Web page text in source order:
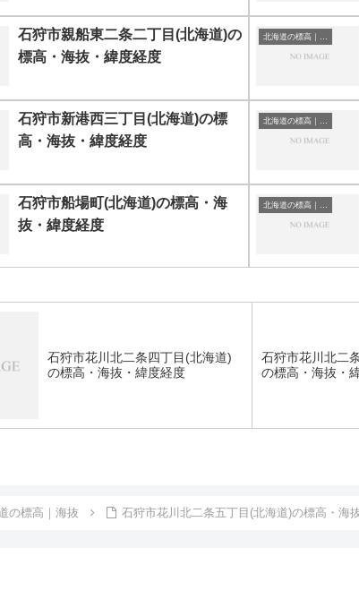
石狩市親船東二条二丁目(北海道)の
標高・海抜・緯度経度
石狩市新港西三丁目(北海道)の標
高・海抜・緯度経度
石狩市船場町(北海道)の標高・海
抜・緯度経度
石狩市花川北二条四丁目(北海道)
の標高・海抜・緯度経度
石狩市花川北二
の標高・海抜・
の標高｜海抜 石狩市花川北二条五丁目(北海道)の標高・海